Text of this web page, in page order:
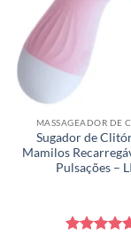
MASSAGEADOR DE
Sugador de
Mamilos
Pulsações –